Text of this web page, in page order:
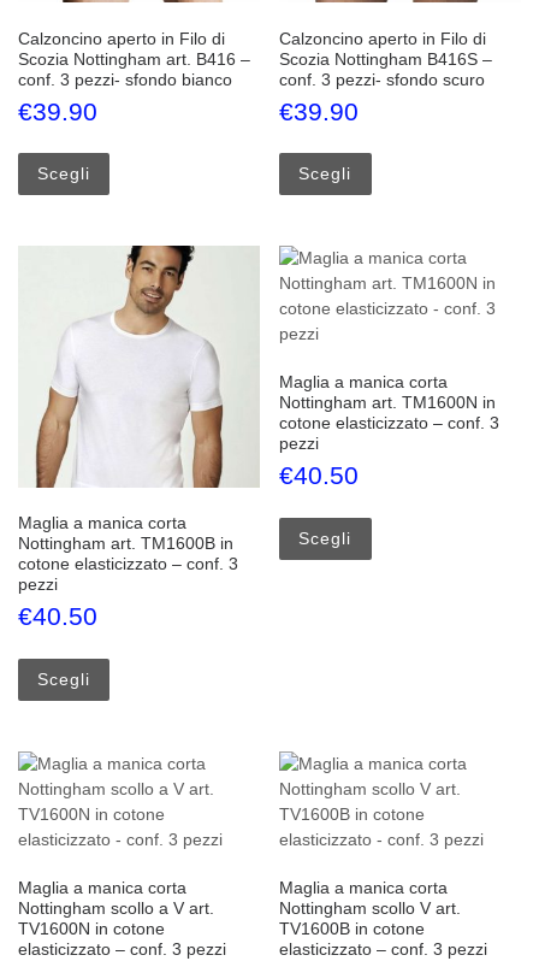
Calzoncino aperto in Filo di
Scozia Nottingham art. B416 –
conf. 3 pezzi- sfondo bianco
€39.90
Scegli
Calzoncino aperto in Filo di
Scozia Nottingham B416S –
conf. 3 pezzi- sfondo scuro
€39.90
Scegli
Maglia a manica corta
Nottingham art. TM1600B in
cotone elasticizzato – conf. 3
pezzi
€40.50
Scegli
Maglia a manica corta
Nottingham art. TM1600N in
cotone elasticizzato – conf. 3
pezzi
€40.50
Scegli
Maglia a manica corta
Nottingham scollo a V art.
TV1600N in cotone
elasticizzato – conf. 3 pezzi
Maglia a manica corta
Nottingham scollo V art.
TV1600B in cotone
elasticizzato – conf. 3 pezzi